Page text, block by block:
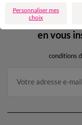
en vous
conditions
Personnaliser mes
choix